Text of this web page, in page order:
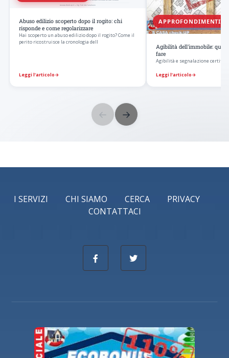
Abuso edilizio scoperto dopo il rogito: chi
risponde e come regolarizzare
Hai scoperto un abuso edilizio dopo il rogito? Come il
perito ricostruisce la cronologia dell
Leggi l’articolo→
APPROFONDIMENTI
Agibilità dell'immobile:
fare
Agibilità e segnalazione
Leggi l’articolo→
← →
I SERVIZI CHI SIAMO CERCA
PRIVACY
CONTATTACI